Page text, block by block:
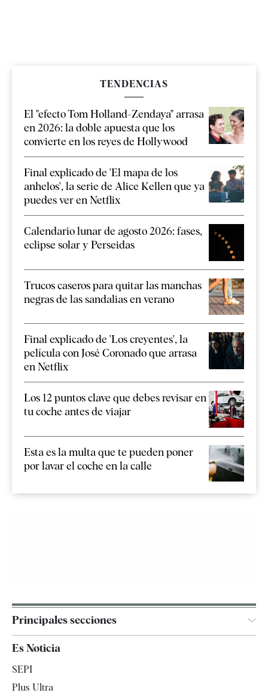
TENDENCIAS
El "efecto Tom Holland-Zendaya" arrasa
en 2026: la doble apuesta que los
convierte en los reyes de Hollywood
Final explicado de 'El mapa de los
anhelos', la serie de Alice Kellen que ya
puedes ver en Netflix
Calendario lunar de agosto 2026: fases,
eclipse solar y Perseidas
Trucos caseros para quitar las manchas
negras de las sandalias en verano
Final explicado de 'Los creyentes', la
película con José Coronado que arrasa
en Netflix
Los 12 puntos clave que debes revisar en
tu coche antes de viajar
Esta es la multa que te pueden poner
por lavar el coche en la calle
Principales secciones
España
Es Noticia
SEPI
Plus Ultra